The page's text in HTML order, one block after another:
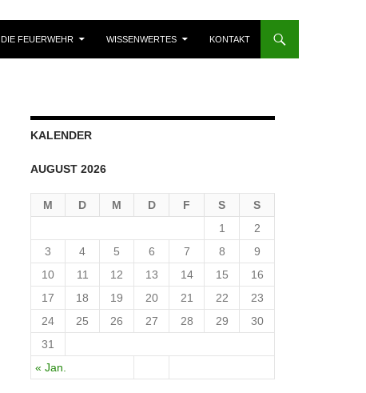
DIE FEUERWEHR WISSENWERTES KONTAKT
KALENDER
AUGUST 2026
M D M D F S S
« Jan.
1
2
3
4 5 6 7 8
9
10
11 12 13 14 15
16
17
18 19 20 21 22
23
24
25 26 27 28 29
30
31